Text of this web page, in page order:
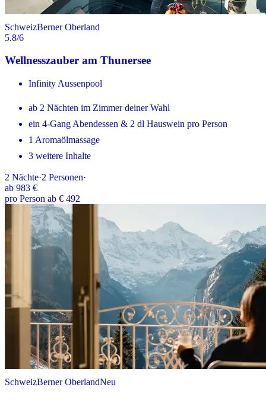
SchweizBerner Oberland
5.8/6
Wellnesszauber am Thunersee
Infinity Aussenpool
ab 2 Nächten im Zimmer deiner Wahl
ein 4-Gang Abendessen & 2 dl Hauswein pro Person
1 Aromaölmassage
3 weitere Inhalte
2 Nächte·2 Personen·
ab 983 €
pro Person ab € 492
SchweizBerner OberlandNeu